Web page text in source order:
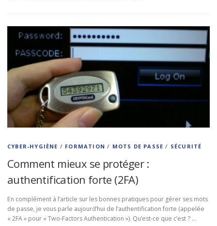
CYBER-HYGIÈNE / FORMATION / MOTS DE PASSE / SÉCURITÉ
Comment mieux se protéger :
authentification forte (2FA)
En complément à l’article sur les bonnes pratiques pour gérer ses mots
de passe, je vous parle aujourd’hui de l’authentification forte (appelée
« 2FA » pour « Two-Factors Authentication »). Qu’est-ce que c’est ? …